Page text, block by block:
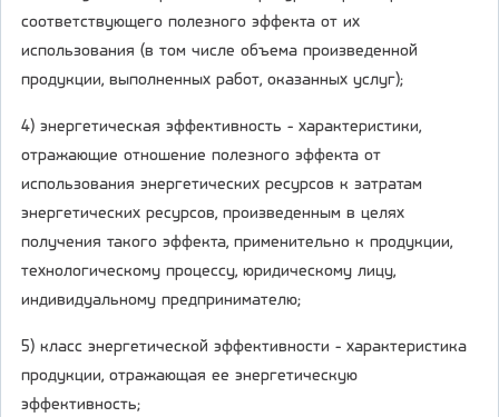
соответствующего полезного эффекта от их
использования (в том числе объема произведенной
продукции, выполненных работ, оказанных услуг);
4) энергетическая эффективность - характеристики,
отражающие отношение полезного эффекта от
использования энергетических ресурсов к затратам
энергетических ресурсов, произведенным в целях
получения такого эффекта, применительно к продукции,
технологическому процессу, юридическому лицу,
индивидуальному предпринимателю;
5) класс энергетической эффективности - характеристика
продукции, отражающая ее энергетическую
эффективность;